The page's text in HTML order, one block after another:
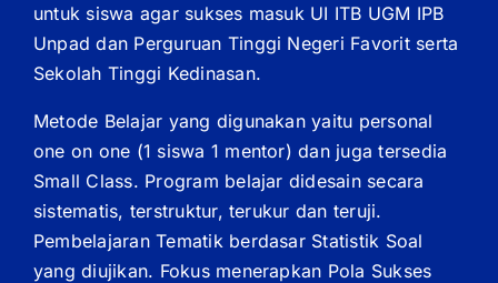
untuk siswa agar sukses masuk UI ITB UGM IPB
Unpad dan Perguruan Tinggi Negeri Favorit serta
Sekolah Tinggi Kedinasan.
Metode Belajar yang digunakan yaitu personal
one on one (1 siswa 1 mentor) dan juga tersedia
Small Class. Program belajar didesain secara
sistematis, terstruktur, terukur dan teruji.
Pembelajaran Tematik berdasar Statistik Soal
yang diujikan. Fokus menerapkan Pola Sukses